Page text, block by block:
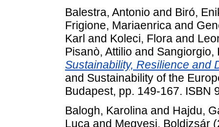
Balestra, Antonio and Biró,
Frigione, Mariaenrica and
Karl and Koleci, Flora and
Pisanò, Attilio and Sangiorgio,
Sustainability, Resilience and
and Sustainability of the
Budapest, pp. 149-167. ISBN
Balogh, Karolina and Hajdu,
Luca and Megyesi, Boldizsár